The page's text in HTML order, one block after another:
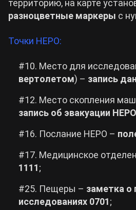
территорию, на карте
разноцветные маркеры с
Точки НЕРО:
#10. Место для
вертолетом) – запись
#12. Место скопления
запись об эвакуации НЕРО
#16. Послание НЕРО –
#17. Медицинское
1111;
#25. Пещеры – заметка о
исследованиях 0701;